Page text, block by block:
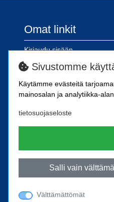
Omat linkit
Kirjaudu sisään
Sivustomme
Käytämme evästeitä
mainosalan ja analytiikka-
tietosuojaseloste
Salli vain
Välttämättömät